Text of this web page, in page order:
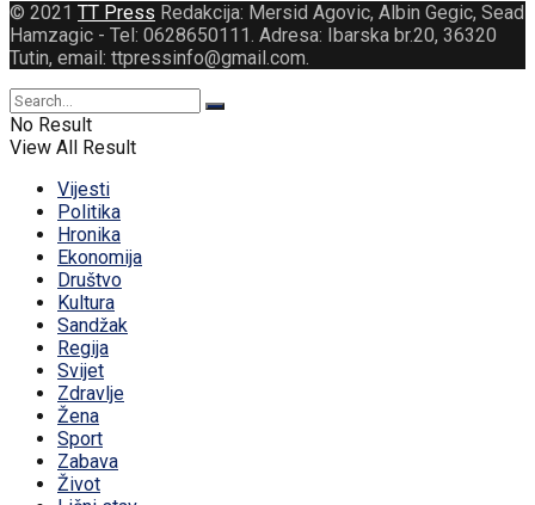
© 2021 TT Press Redakcija: Mersid Agovic, Albin Gegic, Sead
Hamzagic - Tel: 0628650111. Adresa: Ibarska br.20, 36320
Tutin, email: ttpressinfo@gmail.com.
No Result
View All Result
Vijesti
Politika
Hronika
Ekonomija
Društvo
Kultura
Sandžak
Regija
Svijet
Zdravlje
Žena
Sport
Zabava
Život